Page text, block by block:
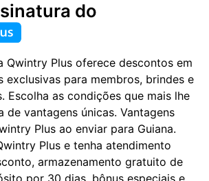
do
Qwintry Plus oferece descontos em
exclusivas para membros, brindes e
Escolha as condições que mais lhe
de vantagens únicas. Vantagens
Plus ao enviar para Guiana.
Plus e tenha atendimento
armazenamento gratuito de